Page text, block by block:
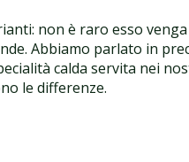
non è raro esso
Abbiamo parlato in
calda servita nei
le differenze.